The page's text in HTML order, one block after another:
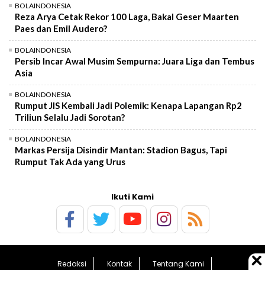
BOLAINDONESIA
Reza Arya Cetak Rekor 100 Laga, Bakal Geser Maarten
Paes dan Emil Audero?
BOLAINDONESIA
Persib Incar Awal Musim Sempurna: Juara Liga dan Tembus
Asia
BOLAINDONESIA
Rumput JIS Kembali Jadi Polemik: Kenapa Lapangan Rp2
Triliun Selalu Jadi Sorotan?
BOLAINDONESIA
Markas Persija Disindir Mantan: Stadion Bagus, Tapi
Rumput Tak Ada yang Urus
Ikuti Kami
Redaksi Kontak
Tentang Kami